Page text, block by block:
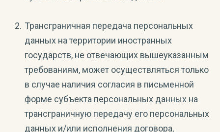
Трансграничная передача персональных
данных на территории иностранных
государств, не отвечающих вышеуказанным
требованиям, может осуществляться только
в случае наличия согласия в письменной
форме субъекта персональных данных на
трансграничную передачу его персональных
данных и/или исполнения договора,